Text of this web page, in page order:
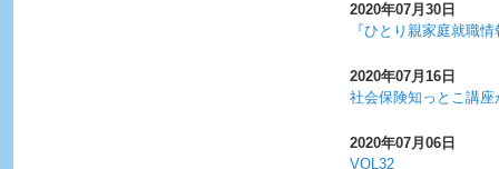
2020年07月30日
『ひとり親家庭就職
2020年07月16日
社会保険知っとこ講
2020年07月06日
VOL32